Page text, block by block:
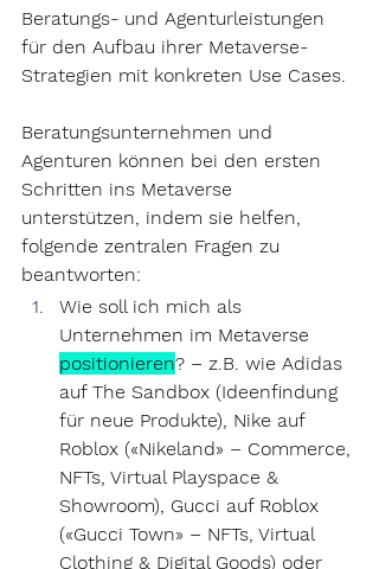
Beratungs- und Agenturleistungen
für den Aufbau ihrer Metaverse-
Strategien mit konkreten Use Cases.
Beratungsunternehmen und
Agenturen können bei den ersten
Schritten ins Metaverse
unterstützen, indem sie helfen,
folgende zentralen Fragen zu
beantworten:
Wie soll ich mich als
Unternehmen im Metaverse
positionieren? – z.B. wie Adidas
auf The Sandbox (Ideenfindung
für neue Produkte), Nike auf
Roblox («Nikeland» – Commerce,
NFTs, Virtual Playspace &
Showroom), Gucci auf Roblox
(«Gucci Town» – NFTs, Virtual
Clothing & Digital Goods) oder